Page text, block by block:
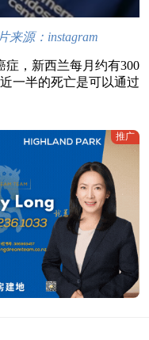
来源：instagram
，新西兰每月约有300
一半的死亡是可以通过
推广